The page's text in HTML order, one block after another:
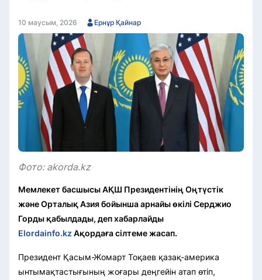
10 маусым, 2026 Ернұр Қайнар
Фото: akorda.kz
Мемлекет басшысы АҚШ Президентінің Оңтүстік
және Орталық Азия бойынша арнайы өкілі Серджио
Горды қабылдады, деп хабарлайды
Elordainfo.kz Ақордаға сілтеме жасап.
Президент Қасым-Жомарт Тоқаев қазақ-америка
ынтымақтастығының жоғары деңгейін атап өтіп,